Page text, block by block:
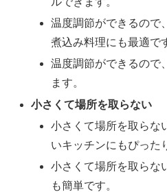
温度調節ができるので
煮込み料理にも最適で
温度調節ができるので
ます。
小さくて場所を取らない
小さくて場所を取らな
いキッチンにもぴった
小さくて場所を取らな
も簡単です。